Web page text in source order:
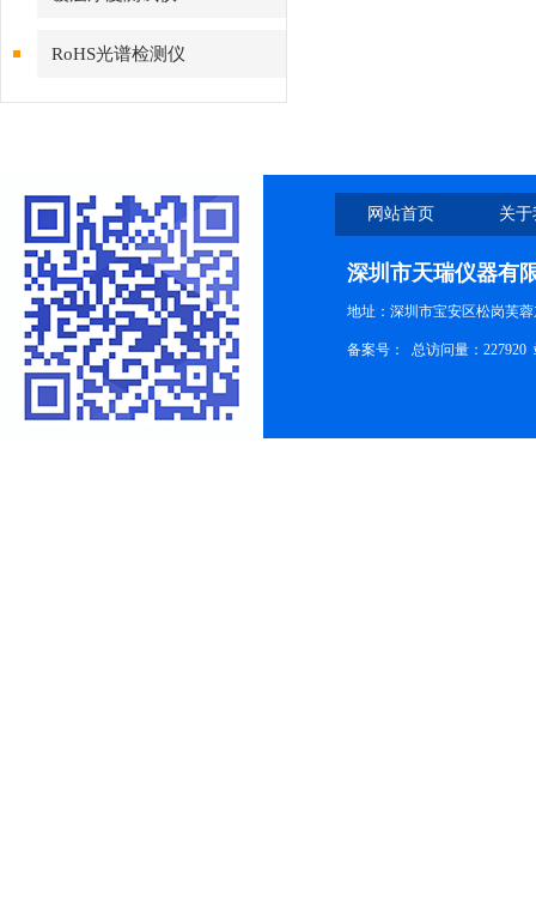
RoHS光谱检测仪
网站首页 关
深圳市天瑞仪器有
地址：深圳市宝安区松岗芙
备案号： 总访问量：227920